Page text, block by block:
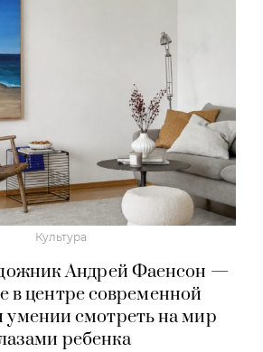
Культура
Андрей Фаенсон —
в центре современной
умении смотреть на мир
ребенка